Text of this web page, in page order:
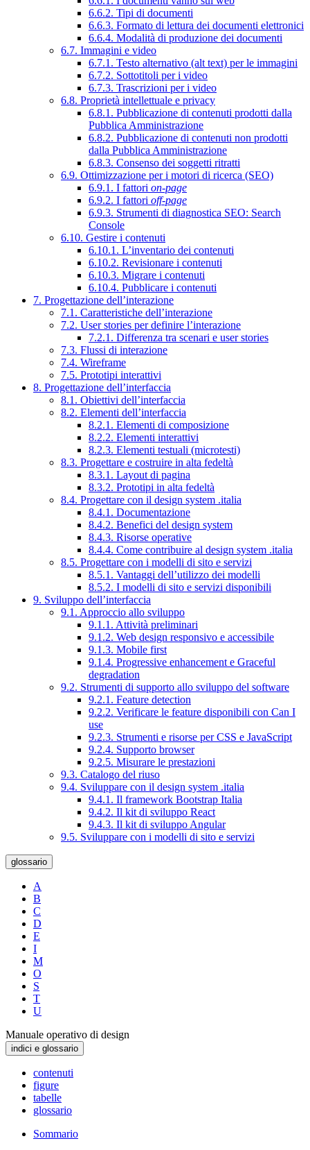
6.6.2. Tipi di documenti
6.6.3. Formato di lettura dei documenti elettronici
6.6.4. Modalità di produzione dei documenti
6.7. Immagini e video
6.7.1. Testo alternativo (alt text) per le immagini
6.7.2. Sottotitoli per i video
6.7.3. Trascrizioni per i video
6.8. Proprietà intellettuale e privacy
6.8.1. Pubblicazione di contenuti prodotti dalla
Pubblica Amministrazione
6.8.2. Pubblicazione di contenuti non prodotti
dalla Pubblica Amministrazione
6.8.3. Consenso dei soggetti ritratti
6.9. Ottimizzazione per i motori di ricerca (SEO)
6.9.1. I fattori on-page
6.9.2. I fattori off-page
6.9.3. Strumenti di diagnostica SEO: Search
Console
6.10. Gestire i contenuti
6.10.1. L’inventario dei contenuti
6.10.2. Revisionare i contenuti
6.10.3. Migrare i contenuti
6.10.4. Pubblicare i contenuti
7. Progettazione dell’interazione
7.1. Caratteristiche dell’interazione
7.2. User stories per definire l’interazione
7.2.1. Differenza tra scenari e user stories
7.3. Flussi di interazione
7.4. Wireframe
7.5. Prototipi interattivi
8. Progettazione dell’interfaccia
8.1. Obiettivi dell’interfaccia
8.2. Elementi dell’interfaccia
8.2.1. Elementi di composizione
8.2.2. Elementi interattivi
8.2.3. Elementi testuali (microtesti)
8.3. Progettare e costruire in alta fedeltà
8.3.1. Layout di pagina
8.3.2. Prototipi in alta fedeltà
8.4. Progettare con il design system .italia
8.4.1. Documentazione
8.4.2. Benefici del design system
8.4.3. Risorse operative
8.4.4. Come contribuire al design system .italia
8.5. Progettare con i modelli di sito e servizi
8.5.1. Vantaggi dell’utilizzo dei modelli
8.5.2. I modelli di sito e servizi disponibili
9. Sviluppo dell’interfaccia
9.1. Approccio allo sviluppo
9.1.1. Attività preliminari
9.1.2. Web design responsivo e accessibile
9.1.3. Mobile first
9.1.4. Progressive enhancement e Graceful
degradation
9.2. Strumenti di supporto allo sviluppo del software
9.2.1. Feature detection
9.2.2. Verificare le feature disponibili con Can I
use
9.2.3. Strumenti e risorse per CSS e JavaScript
9.2.4. Supporto browser
9.2.5. Misurare le prestazioni
9.3. Catalogo del riuso
9.4. Sviluppare con il design system .italia
9.4.1. Il framework Bootstrap Italia
9.4.2. Il kit di sviluppo React
9.4.3. Il kit di sviluppo Angular
9.5. Sviluppare con i modelli di sito e servizi
glossario
A
B
C
D
E
I
M
O
S
T
U
Manuale operativo di design
indici e glossario
contenuti
figure
tabelle
glossario
Sommario